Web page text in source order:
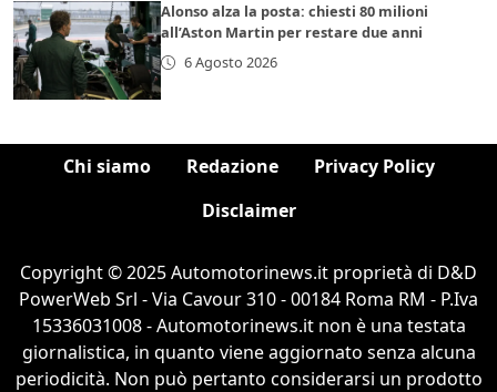
Alonso alza la posta: chiesti 80 milioni
all’Aston Martin per restare due anni
6 Agosto 2026
Chi siamo Redazione
Privacy Policy
Disclaimer
Copyright © 2025 Automotorinews.it proprietà di D&D
PowerWeb Srl - Via Cavour 310 - 00184 Roma RM - P.Iva
15336031008 - Automotorinews.it non è una testata
giornalistica, in quanto viene aggiornato senza alcuna
periodicità. Non può pertanto considerarsi un prodotto